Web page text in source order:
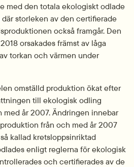
med den totala ekologiskt odlade
storleken av den certifierade
också framgår. Den
orsakades främst av låga
torkan och värmen under
omställd produktion ökat efter
till ekologisk odling
år 2007. Ändringen innebar
från och med år 2007
kallad kretsloppsinriktad
enligt reglerna för ekologisk
och certifierades av de